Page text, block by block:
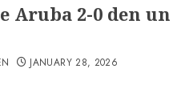
Aruba 2-0 den un
JANUARY 28, 2026